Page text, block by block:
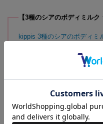
【3種のシアのボディミルク
kippis 3種のシアのボディ
kippis 3種のシアのボディ
kippis 3種のシアのボディ